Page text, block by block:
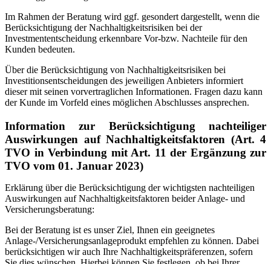
Im Rahmen der Beratung wird ggf. gesondert dargestellt, wenn die
Berücksichtigung der Nachhaltigkeitsrisiken bei der
Investmententscheidung erkennbare Vor-bzw. Nachteile für den
Kunden bedeuten.
Über die Berücksichtigung von Nachhaltigkeitsrisiken bei
Investitionsentscheidungen des jeweiligen Anbieters informiert
dieser mit seinen vorvertraglichen Informationen. Fragen dazu kann
der Kunde im Vorfeld eines möglichen Abschlusses ansprechen.
Information zur Berücksichtigung nachteiliger
Auswirkungen auf Nachhaltigkeitsfaktoren (Art. 4
TVO in Verbindung mit Art. 11 der Ergänzung zur
TVO vom 01. Januar 2023)
Erklärung über die Berücksichtigung der wichtigsten nachteiligen
Auswirkungen auf Nachhaltigkeitsfaktoren beider Anlage- und
Versicherungsberatung:
Bei der Beratung ist es unser Ziel, Ihnen ein geeignetes
Anlage-/Versicherungsanlageprodukt empfehlen zu können. Dabei
berücksichtigen wir auch Ihre Nachhaltigkeitspräferenzen, sofern